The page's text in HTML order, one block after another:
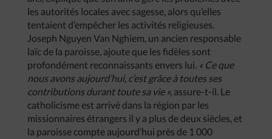
les autorités locales avec sagesse, alors qu’elles
tentaient d’empêcher les activités religieuses.
Joseph Nguyen Van Nghiem, un ancien responsable
laïc de la paroisse, ajoute que les fidèles sont
profondément reconnaissants envers lui. « Ce que
nous avons aujourd’hui, c’est grâce à toutes ses
contributions durant toute sa vie », assure-t-il. Le
catholicisme est arrivé dans la région par les
missionnaires étrangers il y a plus de deux siècles, et
la paroisse compte aujourd’hui près de 1 000